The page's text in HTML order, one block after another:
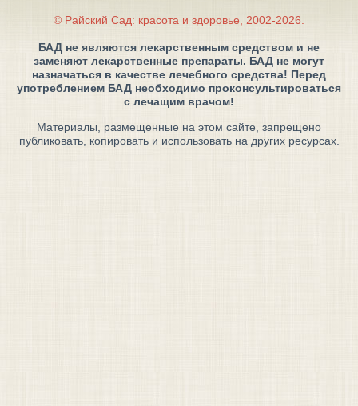
© Райский Сад: красота и здоровье, 2002-2026.
БАД не являются лекарственным средством и не
заменяют лекарственные препараты. БАД не могут
назначаться в качестве лечебного средства! Перед
употреблением БАД необходимо проконсультироваться
с лечащим врачом!
Материалы, размещенные на этом сайте, запрещено
публиковать, копировать и использовать на других ресурсах.